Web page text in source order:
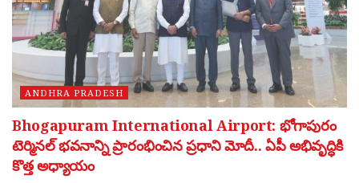
ANDHRA PRADESH
Bhogapuram International Airport: భోగాపురం
టెర్మినల్ భవనాన్ని ప్రారంభించిన ప్రధాని మోదీ.. ఏపీ అభివృద్ధికి
కొత్త అధ్యాయం